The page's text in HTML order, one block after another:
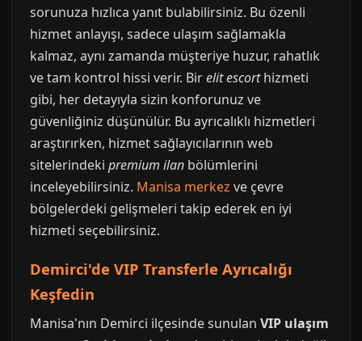
sorunuza hızlıca yanıt bulabilirsiniz. Bu özenli
hizmet anlayışı, sadece ulaşım sağlamakla
kalmaz, aynı zamanda müşteriye huzur, rahatlık
ve tam kontrol hissi verir. Birelit escorthizmeti
gibi, her detayıyla sizin konforunuz ve
güvenliğiniz düşünülür. Bu ayrıcalıklı hizmetleri
araştırırken, hizmet sağlayıcılarının web
sitelerindeki premium ilan bölümlerini
inceleyebilirsiniz. Manisa merkez ve çevre
bölgelerdeki gelişmeleri takip ederek en iyi
hizmeti seçebilirsiniz.
Demirci'de VIP Transferle Ayrıcalığı
Keşfedin
Manisa'nın Demirci ilçesinde sunulan VIP ulaşım